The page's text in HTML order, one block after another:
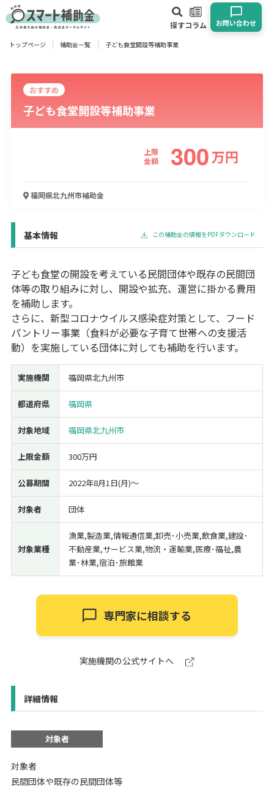
探すコラム お問い合わせ
対象
企業 団体 個人 その他
エリア
物流・運輸業 製造業
宿泊･旅館業
使い道
経営改善・経営強化 販路拡大 海外展開 設備投資
IT導入
人材採用・雇用
起業・創業
事業承継 災害・被災者支援
コロナ関連
環境・省エネ
テレワーク
受付中のみ
検索
トップページ 補助金一覧 子ども食堂開設等補助事業
おすすめ
子ども食堂開設等補助事業
上限
金額
300万円
福岡県北九州市補助金
基本情報 この補助金の情報をPDFダウンロード
子ども食堂の開設を考えている民間団体や既存の民間団
体等の取り組みに対し、開設や拡充、運営に掛かる費用
を補助します。
さらに、新型コロナウイルス感染症対策として、フード
パントリー事業（食料が必要な子育て世帯への支援活
動）を実施している団体に対しても補助を行います。
実施機関 福岡県北九州市
都道府県 福岡県
対象地域 福岡県北九州市
上限金額 300万円
公募期間 2022年8月1日(月)〜
対象者 団体
対象業種
漁業,製造業,情報通信業,卸売･小売業,飲食業,建設･
不動産業,サービス業,物流・運輸業,医療･福祉,農
業･林業,宿泊･旅館業
専門家に相談する
実施機関の公式サイトへ
詳細情報
対象者
対象者
民間団体や既存の民間団体等